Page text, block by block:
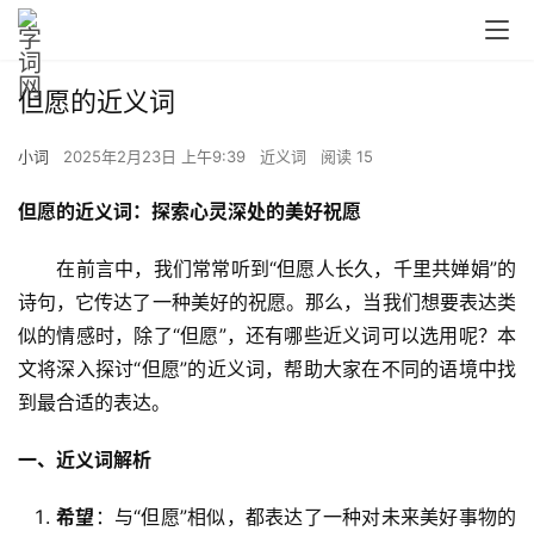
但愿的近义词
小词 2025年2月23日 上午9:39 近义词 阅读 15
但愿的近义词：探索心灵深处的美好祝愿
在前言中，我们常常听到“但愿人长久，千里共婵娟”的
诗句，它传达了一种美好的祝愿。那么，当我们想要表达类
似的情感时，除了“但愿”，还有哪些近义词可以选用呢？本
文将深入探讨“但愿”的近义词，帮助大家在不同的语境中找
到最合适的表达。
一、近义词解析
希望 ：与“但愿”相似，都表达了一种对未来美好事物的